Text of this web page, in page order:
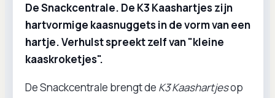
De Snackcentrale. De K3 Kaashartjes zijn
hartvormige kaasnuggets in de vorm van een
hartje. Verhulst spreekt zelf van "kleine
kaaskroketjes".
De Snackcentrale brengt de K3 Kaashartjesop